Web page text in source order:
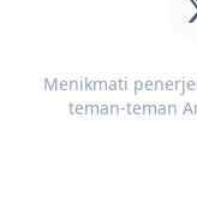
Menikmati
teman-teman